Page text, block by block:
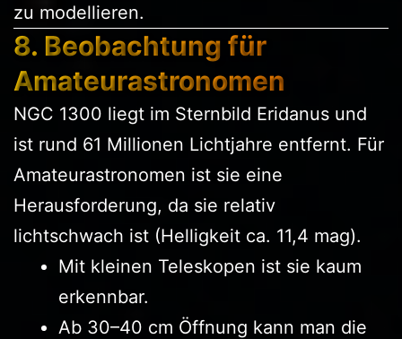
zu modellieren.
8. Beobachtung für
Amateurastronomen
NGC 1300 liegt im Sternbild Eridanus und
ist rund 61 Millionen Lichtjahre entfernt. Für
Amateurastronomen ist sie eine
Herausforderung, da sie relativ
lichtschwach ist (Helligkeit ca. 11,4 mag).
Mit kleinen Teleskopen ist sie kaum
erkennbar.
Ab 30–40 cm Öffnung kann man die